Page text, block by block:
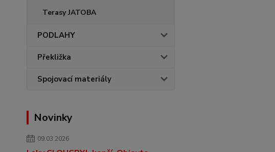
Terasy JATOBA
PODLAHY
Překližka
Spojovací materiály
Novinky
09.03.2026